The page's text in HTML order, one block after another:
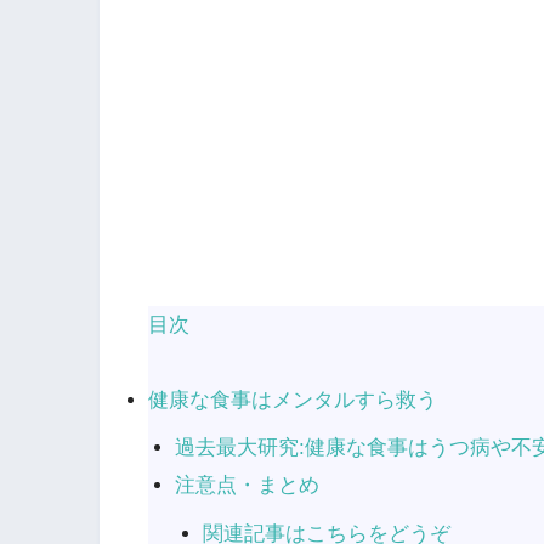
目次
健康な食事はメンタルすら救う
過去最大研究:健康な食事はうつ病や不
注意点・まとめ
関連記事はこちらをどうぞ